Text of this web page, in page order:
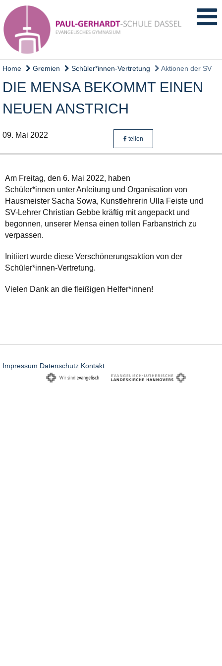
Home Gremien Schüler*innen-Vertretung Aktionen der SV
DIE MENSA BEKOMMT EINEN
NEUEN ANSTRICH
09. Mai 2022 teilen
Am Freitag, den 6. Mai 2022, haben
Schüler*innen unter Anleitung und Organisation von
Hausmeister Sacha Sowa, Kunstlehrerin Ulla Feiste und
SV-Lehrer Christian Gebbe kräftig mit angepackt und
begonnen, unserer Mensa einen tollen Farbanstrich zu
verpassen.
Initiiert wurde diese Verschönerungsaktion von der
Schüler*innen-Vertretung.
Vielen Dank an die fleißigen Helfer*innen!
Impressum Datenschutz Kontakt